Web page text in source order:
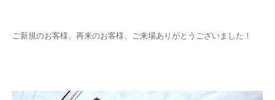
ご新規のお客様、再来のお客様、ご来場ありがとうございました！